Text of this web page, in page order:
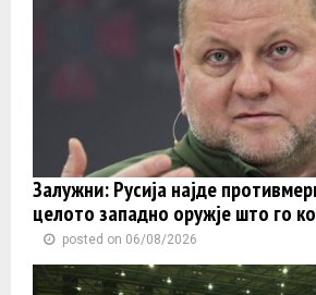
Залужни: Русија најде
целото западно оружје што го
posted on 06/08/2026